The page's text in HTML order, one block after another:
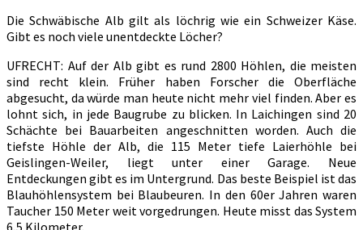
Die Schwäbische Alb gilt als löchrig wie ein Schweizer Käse.
Gibt es noch viele unentdeckte Löcher?
UFRECHT: Auf der Alb gibt es rund 2800 Höhlen, die meisten
sind recht klein. Früher haben Forscher die Oberfläche
abgesucht, da würde man heute nicht mehr viel finden. Aber es
lohnt sich, in jede Baugrube zu blicken. In Laichingen sind 20
Schächte bei Bauarbeiten angeschnitten worden. Auch die
tiefste Höhle der Alb, die 115 Meter tiefe Laierhöhle bei
Geislingen-Weiler, liegt unter einer Garage. Neue
Entdeckungen gibt es im Untergrund. Das beste Beispiel ist das
Blauhöhlensystem bei Blaubeuren. In den 60er Jahren waren
Taucher 150 Meter weit vorgedrungen. Heute misst das System
6,5 Kilometer.